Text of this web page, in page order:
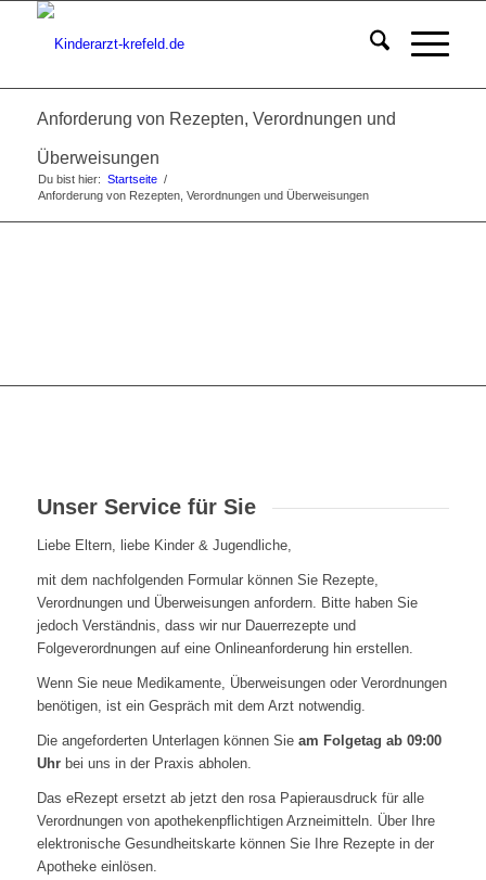
Anforderung von Rezepten, Verordnungen und
Überweisungen
Du bist hier: Startseite /
Anforderung von Rezepten, Verordnungen und Überweisungen
Unser Service für Sie
Liebe Eltern, liebe Kinder & Jugendliche,
mit dem nachfolgenden Formular können Sie Rezepte,
Verordnungen und Überweisungen anfordern. Bitte haben Sie
jedoch Verständnis, dass wir nur Dauerrezepte und
Folgeverordnungen auf eine Onlineanforderung hin erstellen.
Wenn Sie neue Medikamente, Überweisungen oder Verordnungen
benötigen, ist ein Gespräch mit dem Arzt notwendig.
Die angeforderten Unterlagen können Sie am Folgetag ab 09:00
Uhrbei uns in der Praxis abholen.
Das eRezept ersetzt ab jetzt den rosa Papierausdruck für alle
Verordnungen von apothekenpflichtigen Arzneimitteln. Über Ihre
elektronische Gesundheitskarte können Sie Ihre Rezepte in der
Apotheke einlösen.